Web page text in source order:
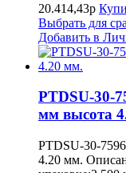
20.414,43р
Выбрать для
Добавить в
PTDSU-30-
мм высота
PTDSU-30-
4.20 мм.